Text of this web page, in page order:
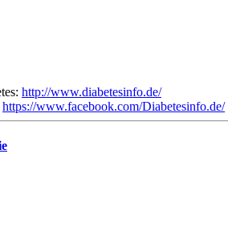
http://www.diabetesinfo.de/
https://www.facebook.com/Diabetesinfo.de/